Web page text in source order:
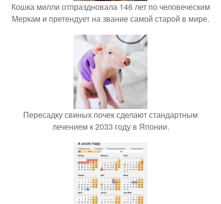
Кошка милли отпраздновала 146 лет по человеческим
Меркам и претендует на звание самой старой в мире.
Пересадку свиных почек сделают стандартным
лечением к 2033 году в Японии.